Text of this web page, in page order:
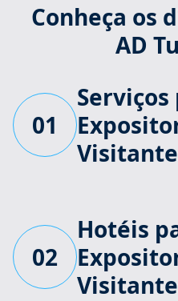
Conheça os
AD
01
Serviços
02
Hotéis